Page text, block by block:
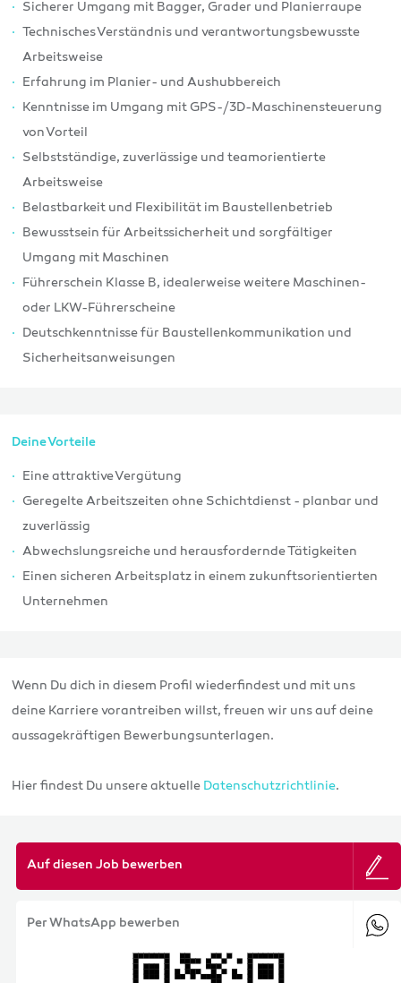
Sicherer Umgang mit Bagger, Grader und Planierraupe
Technisches Verständnis und verantwortungsbewusste
Arbeitsweise
Erfahrung im Planier- und Aushubbereich
Kenntnisse im Umgang mit GPS-/3D-Maschinensteuerung
von Vorteil
Selbstständige, zuverlässige und teamorientierte
Arbeitsweise
Belastbarkeit und Flexibilität im Baustellenbetrieb
Bewusstsein für Arbeitssicherheit und sorgfältiger
Umgang mit Maschinen
Führerschein Klasse B, idealerweise weitere Maschinen-
oder LKW-Führerscheine
Deutschkenntnisse für Baustellenkommunikation und
Sicherheitsanweisungen
Deine Vorteile
Eine attraktive Vergütung
Geregelte Arbeitszeiten ohne Schichtdienst - planbar und
zuverlässig
Abwechslungsreiche und herausfordernde Tätigkeiten
Einen sicheren Arbeitsplatz in einem zukunftsorientierten
Unternehmen
Wenn Du dich in diesem Profil wiederfindest und mit uns
deine Karriere vorantreiben willst, freuen wir uns auf deine
aussagekräftigen Bewerbungsunterlagen.
Hier findest Du unsere aktuelle Datenschutzrichtlinie.
Auf diesen Job bewerben
Per WhatsApp bewerben